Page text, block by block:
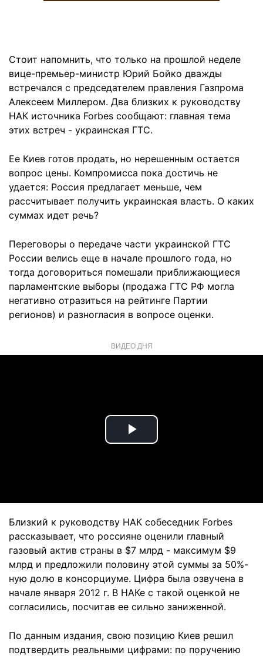
Стоит напомнить, что только на прошлой неделе
вице-премьер-министр Юрий Бойко дважды
встречался с председателем правления Газпрома
Алексеем Миллером. Два близких к руководству
НАК источника Forbes сообщают: главная тема
этих встреч - украинская ГТС.
Ее Киев готов продать, но нерешенным остается
вопрос цены. Компромисса пока достичь не
удается: Россия предлагает меньше, чем
рассчитывает получить украинская власть. О каких
суммах идет речь?
Переговоры о передаче части украинской ГТС
России велись еще в начале прошлого года, но
тогда договориться помешали приближающиеся
парламентские выборы (продажа ГТС РФ могла
негативно отразиться на рейтинге Партии
регионов) и разногласия в вопросе оценки.
ВИДЕО ДНЯ
Play
Близкий к руководству НАК собеседник Forbes
рассказывает, что россияне оценили главный
газовый актив страны в $7 млрд - максимум $9
млрд и предложили половину этой суммы за 50%-
ную долю в консорциуме. Цифра была озвучена в
начале января 2012 г. В НАКе с такой оценкой не
согласились, посчитав ее сильно заниженной.
По данным издания, свою позицию Киев решил
подтвердить реальными цифрами: по поручению